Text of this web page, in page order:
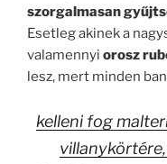
szorgalmasan
Esetleg akinek a
valamennyi orosz
lesz, mert minden
kelleni fog